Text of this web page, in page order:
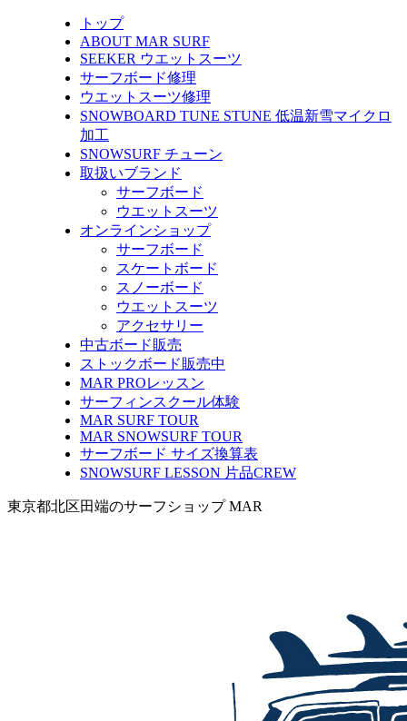
トップ
ABOUT MAR SURF
SEEKER ウエットスーツ
サーフボード修理
ウエットスーツ修理
SNOWBOARD TUNE STUNE 低温新雪マイクロ
加工
SNOWSURF チューン
取扱いブランド
サーフボード
ウエットスーツ
オンラインショップ
サーフボード
スケートボード
スノーボード
ウエットスーツ
アクセサリー
中古ボード販売
ストックボード販売中
MAR PROレッスン
サーフィンスクール体験
MAR SURF TOUR
MAR SNOWSURF TOUR
サーフボード サイズ換算表
SNOWSURF LESSON 片品CREW
東京都北区田端のサーフショップ MAR